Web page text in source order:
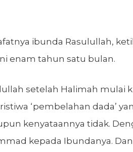
ibunda Rasulullah,
enam tahun satu bulan.
setelah Halimah mulai
‘pembelahan dada’
kenyataannya tidak.
kepada Ibundanya.